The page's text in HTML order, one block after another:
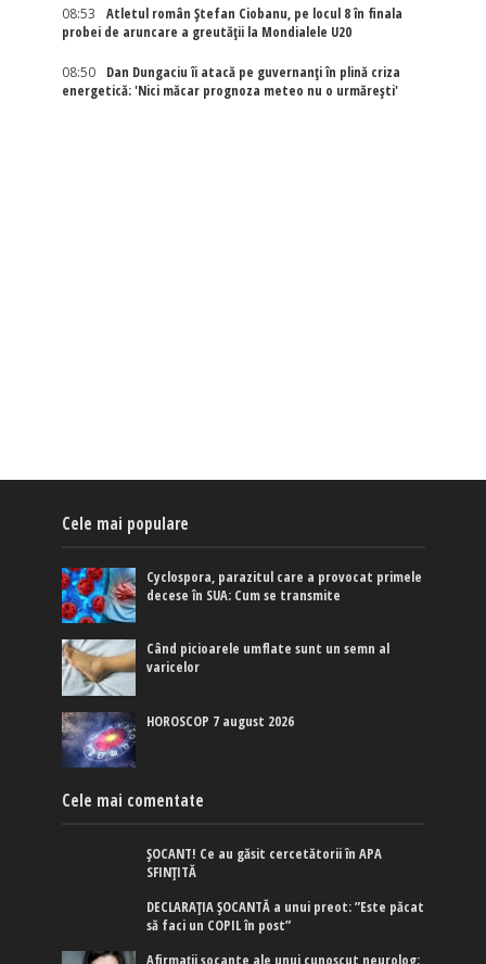
08:53
Atletul român Ștefan Ciobanu, pe locul 8 în finala
probei de aruncare a greutății la Mondialele U20
08:50
Dan Dungaciu îi atacă pe guvernanți în plină criza
energetică: 'Nici măcar prognoza meteo nu o urmărești'
Cele mai populare
Cyclospora, parazitul care a provocat primele
decese în SUA: Cum se transmite
Când picioarele umflate sunt un semn al
varicelor
HOROSCOP 7 august 2026
Cele mai comentate
ȘOCANT! Ce au găsit cercetătorii în APA
SFINȚITĂ
DECLARAȚIA ȘOCANTĂ a unui preot: ”Este păcat
să faci un COPIL în post”
Afirmaţii şocante ale unui cunoscut neurolog: